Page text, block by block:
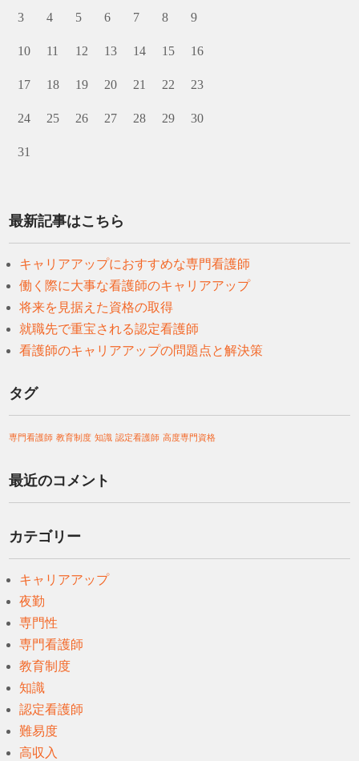
3 4 5 6 7 8 9
10 11 12 13 14 15 16
17 18 19 20 21 22 23
24 25 26 27 28 29 30
31
最新記事はこちら
キャリアアップにおすすめな専門看護師
働く際に大事な看護師のキャリアアップ
将来を見据えた資格の取得
就職先で重宝される認定看護師
看護師のキャリアアップの問題点と解決策
タグ
専門看護師 教育制度 知識 認定看護師 高度専門資格
最近のコメント
カテゴリー
キャリアアップ
夜勤
専門性
専門看護師
教育制度
知識
認定看護師
難易度
高収入